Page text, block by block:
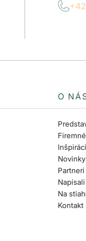
O
Novinky
Partneri
Na
Kontakt